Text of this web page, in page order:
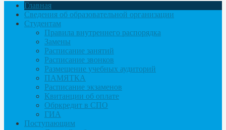
Главная
Сведения об образовательной организации
Студентам
Правила внутреннего распорядка
Замены
Расписание занятий
Расписание звонков
Размещение учебных аудиторий
ПАМЯТКА
Расписание экзаменов
Квитанции об оплате
Обркредит в СПО
ГИА
Поступающим